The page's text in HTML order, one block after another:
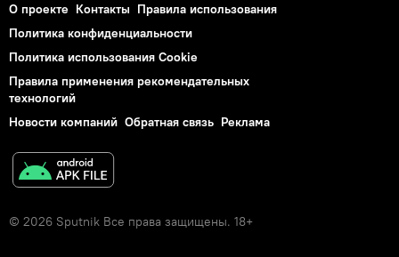
О проекте Контакты Правила использования
Политика конфиденциальности
Политика использования Cookie
Правила применения рекомендательных
технологий
Новости компаний Обратная связь Реклама
© 2026 Sputnik Все права защищены. 18+